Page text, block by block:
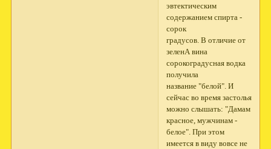
эвтектическим
содержанием спирта -
сорок
градусов. В отличие от
зеленА вина
сорокоградусная водка
получила
название "белой". И
сейчас во время застолья
можно слышать: "Дамам
красное, мужчинам -
белое". При этом
имеется в виду вовсе не